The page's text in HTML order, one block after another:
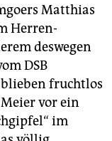
Matthias
Herren-
deswegen
DSB
fruchtlos
vor ein
im